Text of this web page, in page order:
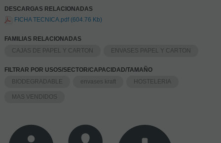
DESCARGAS RELACIONADAS
FICHA TECNICA.pdf (604.76 Kb)
FAMILIAS RELACIONADAS
CAJAS DE PAPEL Y CARTON
ENVASES PAPEL Y CARTON
FILTRAR POR USOS/SECTOR/CAPACIDAD/TAMAÑO
BIODEGRADABLE
envases kraft HOSTELERIA
MAS VENDIDOS